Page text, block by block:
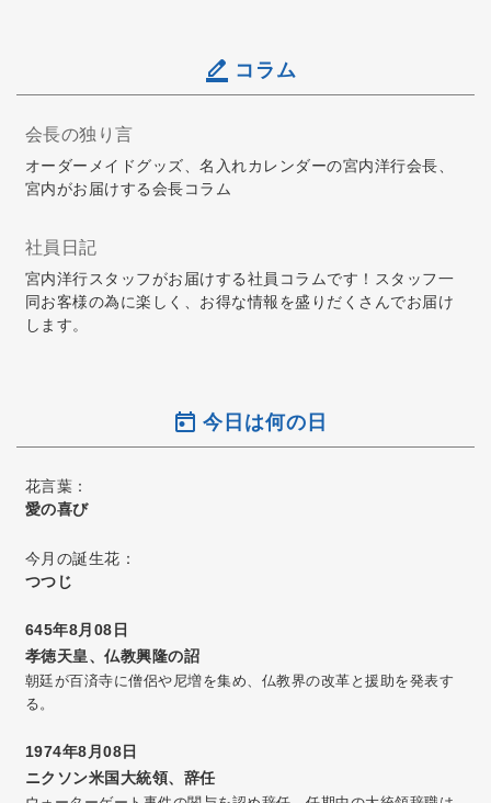
コラム
会長の独り言
オーダーメイドグッズ、名入れカレンダーの宮内洋行会長、
宮内がお届けする会長コラム
社員日記
宮内洋行スタッフがお届けする社員コラムです！スタッフ一
同お客様の為に楽しく、お得な情報を盛りだくさんでお届け
します。
今日は何の日
花言葉：
愛の喜び
今月の誕生花：
つつじ
645年8月08日
孝徳天皇、仏教興隆の詔
朝廷が百済寺に僧侶や尼増を集め、仏教界の改革と援助を発表す
る。
1974年8月08日
ニクソン米国大統領、辞任